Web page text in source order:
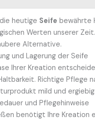
heutige Seife bewährte
Werten unserer
Alternative.
und Lagerung der Seife
Ihrer Kreation
Richtige Pflege
mild und ergiebig.
und Pflegehinweise
benötigt Ihre Kreation